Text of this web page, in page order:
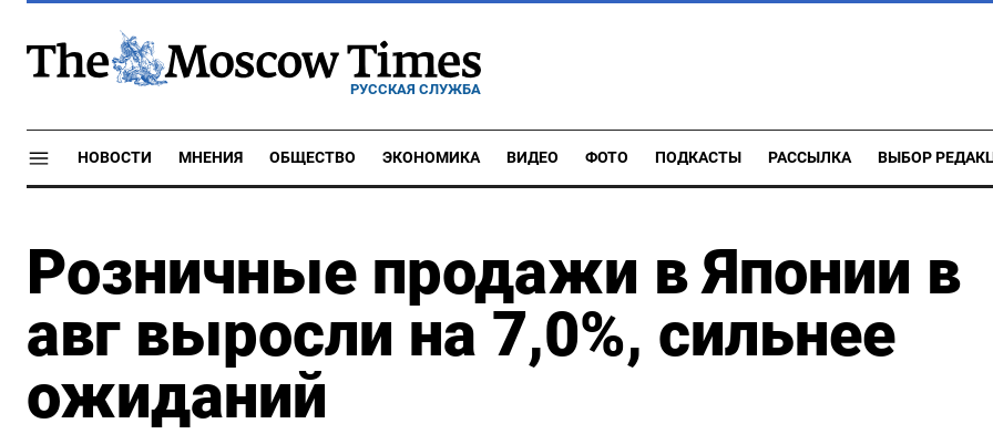
РУССКАЯ СЛУЖБА
НОВОСТИ МНЕНИЯ ОБЩЕСТВО ЭКОНОМИКА ВИДЕО ФОТО ПОДКАСТЫ РАССЫЛКА ВЫБОР
Розничные продажи в Японии в
авг выросли на 7,0%, сильнее
ожиданий